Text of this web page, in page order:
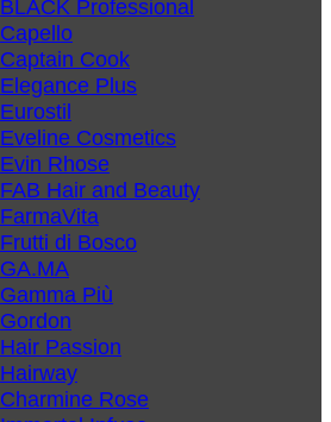
BLACK Professional
Capello
Captain Cook
Elegance Plus
Eurostil
Eveline Cosmetics
Evin Rhose
FAB Hair and Beauty
FarmaVita
Frutti di Bosco
GA.MA
Gamma Più
Gordon
Hair Passion
Hairway
Charmine Rose